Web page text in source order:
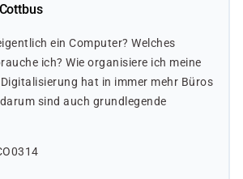
ein Computer? Welches
ich? Wie organisiere ich meine
hat in immer mehr Büros
sind auch grundlegende